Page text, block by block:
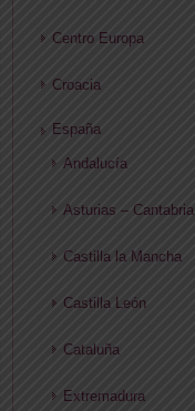
Centro Europa
Croacia
España
Andalucía
Asturias – Cantabria
Castilla la Mancha
Castilla León
Cataluña
Extremadura